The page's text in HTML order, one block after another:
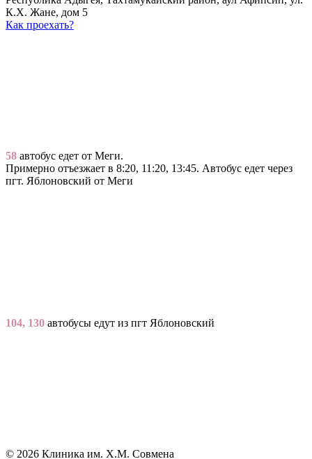
К.Х. Жане, дом 5
Как проехать?
58 автобус едет от Меги.
Примерно отъезжает в 8:20, 11:20, 13:45. Автобус едет через
пгт. Яблоновский от Меги
104, 130 автобусы едут из пгт Яблоновский
© 2026 Клиника им. Х.М. Совмена